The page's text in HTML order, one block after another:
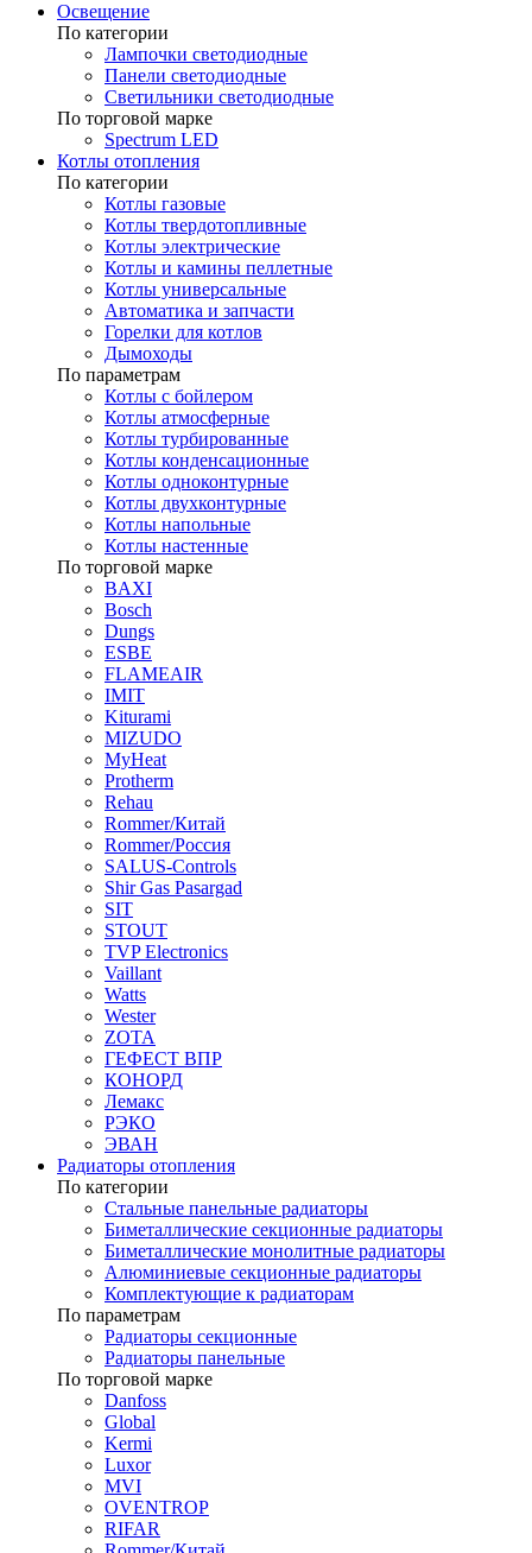
Освещение
По категории
Лампочки светодиодные
Панели светодиодные
Светильники светодиодные
По торговой марке
Spectrum LED
Котлы отопления
По категории
Котлы газовые
Котлы твердотопливные
Котлы электрические
Котлы и камины пеллетные
Котлы универсальные
Автоматика и запчасти
Горелки для котлов
Дымоходы
По параметрам
Котлы с бойлером
Котлы атмосферные
Котлы турбированные
Котлы конденсационные
Котлы одноконтурные
Котлы двухконтурные
Котлы напольные
Котлы настенные
По торговой марке
BAXI
Bosch
Dungs
ESBE
FLAMEAIR
IMIT
Kiturami
MIZUDO
MyHeat
Protherm
Rehau
Rommer/Китай
Rommer/Россия
SALUS-Controls
Shir Gas Pasargad
SIT
STOUT
TVP Electronics
Vaillant
Watts
Wester
ZOTA
ГЕФЕСТ ВПР
КОНОРД
Лемакс
РЭКО
ЭВАН
Радиаторы отопления
По категории
Стальные панельные радиаторы
Биметаллические секционные радиаторы
Биметаллические монолитные радиаторы
Алюминиевые секционные радиаторы
Комплектующие к радиаторам
По параметрам
Радиаторы секционные
Радиаторы панельные
По торговой марке
Danfoss
Global
Kermi
Luxor
MVI
OVENTROP
RIFAR​